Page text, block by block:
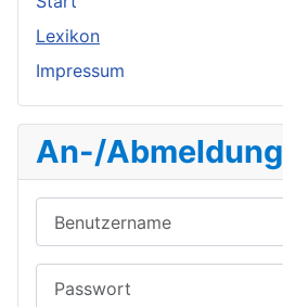
Lexikon
Impressum
An-/Abmeldung